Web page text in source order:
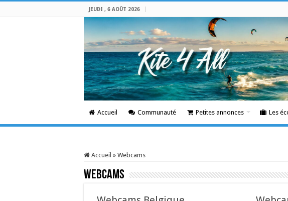
JEUDI , 6 AOÛT 2026
Accueil Communauté Petites annonces Les
Accueil » Webcams
Webcams